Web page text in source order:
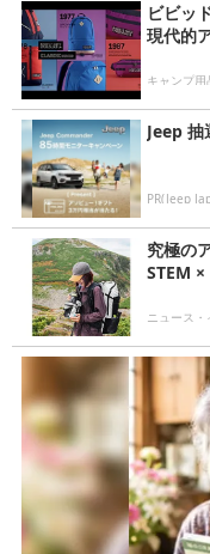
ビビッ
現代的
キャンプ用
Jeep 抽
PR(Jeep
究極の
STEM
ニュース・